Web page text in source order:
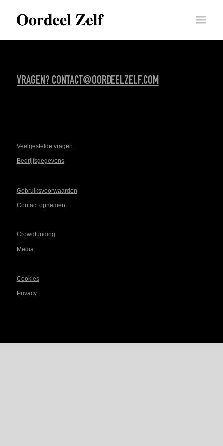
VRAGEN? CONTACT@OORDEELZELF.COM
Veelgestelde vragen
Bedrijfsgegevens
Gebruiksvoorwaarden
Contact opnemen
Crowdfunding
Media
Cookies
Privacy